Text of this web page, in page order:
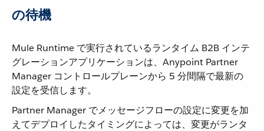
の待機
Mule Runtime で実行されているランタイム B2B インテ
グレーションアプリケーションは、Anypoint Partner
Manager コントロールプレーンから 5 分間隔で最新の
設定を受信します。
Partner Manager でメッセージフローの設定に変更を加
えてデプロイしたタイミングによっては、変更がランタ